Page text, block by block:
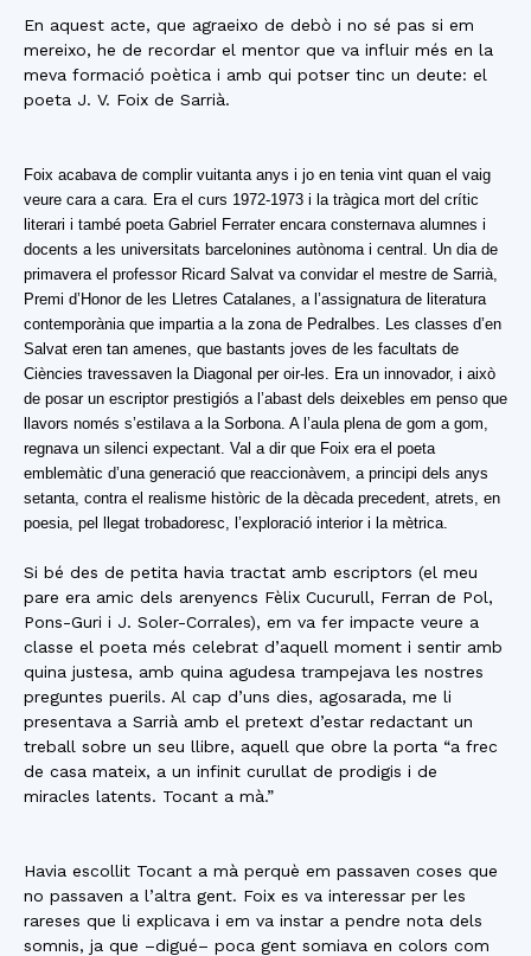
En aquest acte, que agraeixo de debò i no sé pas si em
mereixo, he de recordar el mentor que va influir més en la
meva formació poètica i amb qui potser tinc un deute: el
poeta J. V. Foix de Sarrià.
Foix acabava de complir vuitanta anys i jo en tenia vint quan el vaig
veure cara a cara. Era el curs 1972-1973 i la tràgica mort del crític
literari i també poeta Gabriel Ferrater encara consternava alumnes i
docents a les universitats barcelonines autònoma i central. Un dia de
primavera el professor Ricard Salvat va convidar el mestre de Sarrià,
Premi d’Honor de les Lletres Catalanes, a l’assignatura de literatura
contemporània que impartia a la zona de Pedralbes. Les classes d’en
Salvat eren tan amenes, que bastants joves de les facultats de
Ciències travessaven la Diagonal per oir-les. Era un innovador, i això
de posar un escriptor prestigiós a l’abast dels deixebles em penso que
llavors només s’estilava a la Sorbona. A l’aula plena de gom a gom,
regnava un silenci expectant. Val a dir que Foix era el poeta
emblemàtic d’una generació que reaccionàvem, a principi dels anys
setanta, contra el realisme històric de la dècada precedent, atrets, en
poesia, pel llegat trobadoresc, l’exploració interior i la mètrica.
Si bé des de petita havia tractat amb escriptors (el meu
pare era amic dels arenyencs Fèlix Cucurull, Ferran de Pol,
Pons-Guri i J. Soler-Corrales), em va fer impacte veure a
classe el poeta més celebrat d’aquell moment i sentir amb
quina justesa, amb quina agudesa trampejava les nostres
preguntes puerils. Al cap d’uns dies, agosarada, me li
presentava a Sarrià amb el pretext d’estar redactant un
treball sobre un seu llibre, aquell que obre la porta “a frec
de casa mateix, a un infinit curullat de prodigis i de
miracles latents. Tocant a mà.”
Havia escollit Tocant a mà perquè em passaven coses que
no passaven a l’altra gent. Foix es va interessar per les
rareses que li explicava i em va instar a pendre nota dels
somnis, ja que –digué– poca gent somiava en colors com